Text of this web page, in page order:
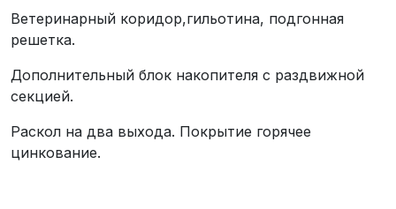
Ветеринарный коридор,гильотина, подгонная
решетка.
Дополнительный блок накопителя с раздвижной
секцией.
Раскол на два выхода. Покрытие горячее
цинкование.